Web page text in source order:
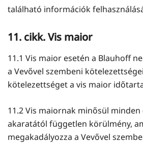
található információk
11. cikk. Vis maior
11.1 Vis maior esetén a Blauhoff
a Vevővel szembeni
kötelezettséget a vis maior
11.2 Vis maiornak minősül minden
akaratától független körülmény,
megakadályozza a Vevővel